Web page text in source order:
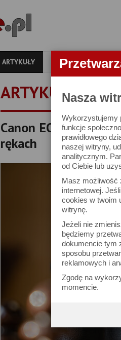
Nasza
Wykorzystujemy
funkcje
prawidłowego
naszej witryny,
analitycznym.
od Ciebie lub
Masz możliwość
internetowej.
cookies w twoim
witrynę.
Jeżeli nie
będziemy
dokumencie tym
sposobu
reklamowych i
Zgodę na
momencie.
ARTYKUŁY APARATY
ARTYKUŁY
Canon EOS R6
rękach